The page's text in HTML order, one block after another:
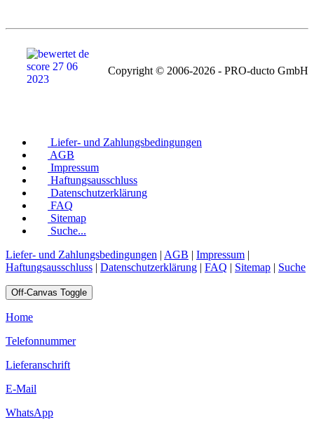
Copyright © 2006-2026 - PRO-ducto GmbH
Liefer- und Zahlungsbedingungen
AGB
Impressum
Haftungsausschluss
Datenschutzerklärung
FAQ
Sitemap
Suche...
Liefer- und Zahlungsbedingungen | AGB | Impressum |
Haftungsausschluss | Datenschutzerklärung | FAQ | Sitemap | Suche
Off-Canvas Toggle
Home
Telefonnummer
Lieferanschrift
E-Mail
WhatsApp